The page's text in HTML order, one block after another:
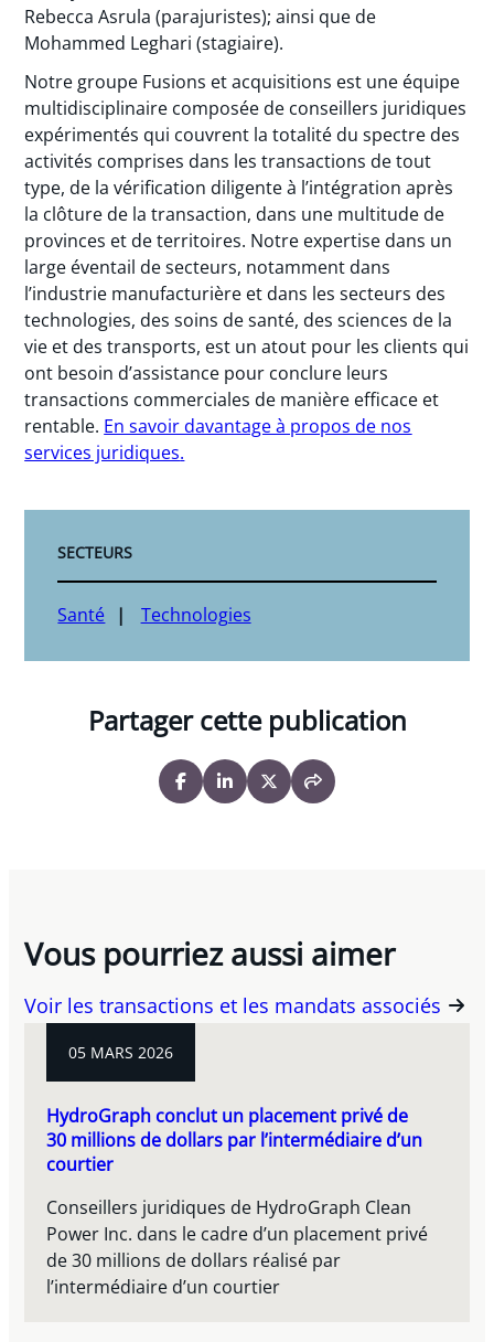
Rebecca Asrula (parajuristes); ainsi que de
Mohammed Leghari (stagiaire).
Notre groupe Fusions et acquisitions est une équipe
multidisciplinaire composée de conseillers juridiques
expérimentés qui couvrent la totalité du spectre des
activités comprises dans les transactions de tout
type, de la vérification diligente à l’intégration après
la clôture de la transaction, dans une multitude de
provinces et de territoires. Notre expertise dans un
large éventail de secteurs, notamment dans
l’industrie manufacturière et dans les secteurs des
technologies, des soins de santé, des sciences de la
vie et des transports, est un atout pour les clients qui
ont besoin d’assistance pour conclure leurs
transactions commerciales de manière efficace et
rentable. En savoir davantage à propos de nos
services juridiques.
SECTEURS
Santé Technologies
Partager cette publication
Vous pourriez aussi aimer
Voir les transactions et les mandats associés
05 MARS 2026
HydroGraph conclut un placement privé de
30 millions de dollars par l’intermédiaire d’un
courtier
Conseillers juridiques de HydroGraph Clean
Power Inc. dans le cadre d’un placement privé
de 30 millions de dollars réalisé par
l’intermédiaire d’un courtier